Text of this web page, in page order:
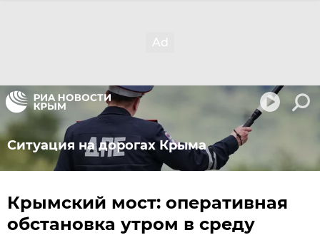
Ситуация на дорогах Крыма
Крымский мост: оперативная
обстановка утром в среду